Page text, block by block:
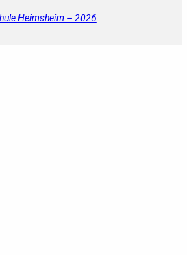
Heimsheim – 2026